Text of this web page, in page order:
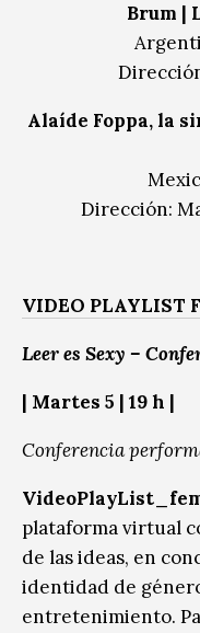
Brum |
Alaíde Foppa, la
Dirección:
VIDEO PLAYLIST
Leer es Sexy –
| Martes 5 | 19 h |
Conferencia
plataforma virtual
de las ideas, en
identidad de
entretenimiento.